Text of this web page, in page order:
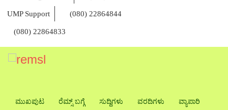
UMP Support (080) 22864844
(080) 22864833
ಮುಖಪುಟ ರೆಮ್ಸ್ ಬಗ್ಗೆ ಸುದ್ದಿಗಳು ವರದಿಗಳು ವ್ಯಾಪಾರಿ